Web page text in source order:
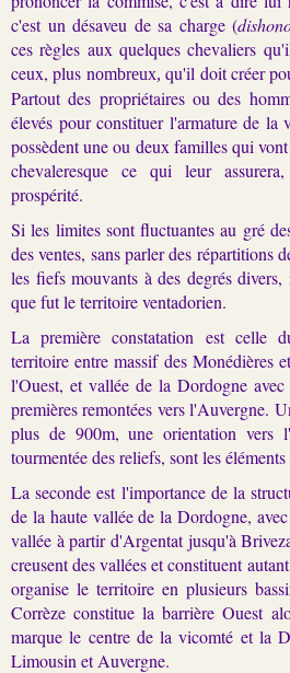
c'est un désaveu de sa charge (
ces règles aux quelques chevaliers
ceux, plus nombreux, qu'il doit créer
Partout des propriétaires ou des
élevés pour constituer l'armature de la
possèdent une ou deux familles qui
chevaleresque ce qui leur
prospérité.
Si les limites sont fluctuantes au gré
des ventes, sans parler des répartitions
les fiefs mouvants à des degrés
que fut le territoire ventadorien.
La première constatation est celle
territoire entre massif des Monédières
l'Ouest, et vallée de la Dordogne
premières remontées vers l'Auvergne.
plus de 900m, une orientation vers
tourmentée des reliefs, sont les
La seconde est l'importance de la
de la haute vallée de la Dordogne,
vallée à partir d'Argentat jusqu'à
creusent des vallées et constituent
organise le territoire en plusieurs
Corrèze constitue la barrière Ouest
marque le centre de la vicomté et la
Limousin et Auvergne.